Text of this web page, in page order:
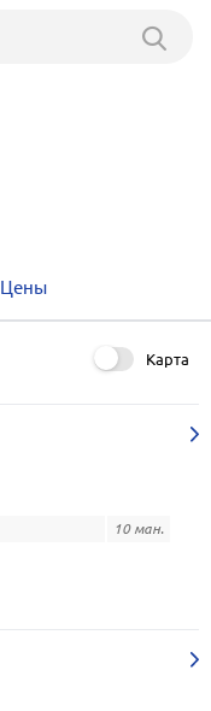
Цены
Карта
10 ман.